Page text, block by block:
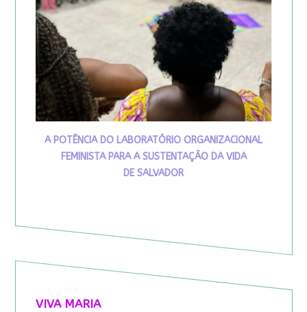
A POTÊNCIA DO LABORATÓRIO ORGANIZACIONAL
FEMINISTA PARA A SUSTENTAÇÃO DA VIDA
DE SALVADOR
VIVA MARIA